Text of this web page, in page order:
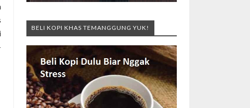
BELI KOPI KHAS TEMANGGUNG YUK!